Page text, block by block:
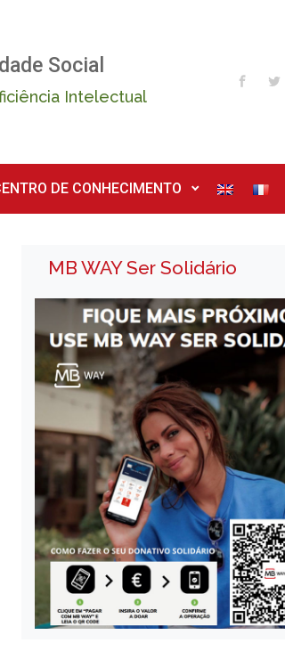
Social
Intelectual
DE CONHECIMENTO
MB WAY Ser Solidário